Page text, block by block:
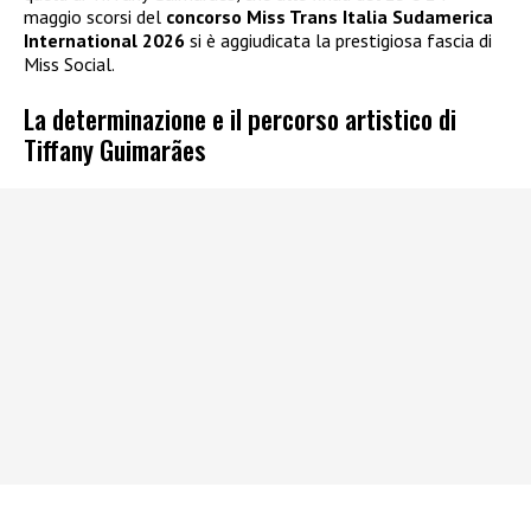
maggio scorsi del concorso Miss Trans Italia Sudamerica
International 2026 si è aggiudicata la prestigiosa fascia di
Miss Social.
La determinazione e il percorso artistico di
Tiffany Guimarães